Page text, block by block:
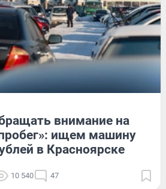
внимание на
ищем машину
в Красноярске
10 540 47